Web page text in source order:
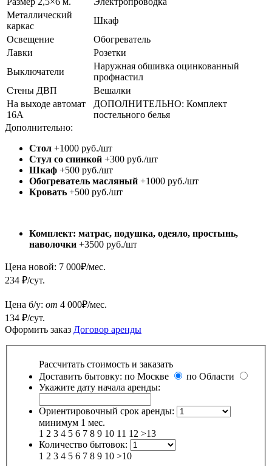
Металлический
каркас
Шкаф
Освещение
Обогреватель
Лавки
Розетки
Выключатели
Наружная обшивка оцинкованный
профнастил
Стены ДВП
Вешалки
На выходе автомат
16А
ДОПОЛНИТЕЛЬНО: Комплект
постельного белья
Дополнительно:
Стол +1000 руб./шт
Стул со спинкой +300 руб./шт
Шкаф +500 руб./шт
Обогреватель масляный +1000 руб./шт
Кровать +500 руб./шт
Комплект: матрас, подушка, одеяло, простынь,
наволочки +3500 руб./шт
Цена новой: 7 000₽/мес.
234 ₽/сут.
Цена б/у: от 4 000₽/мес.
134 ₽/сут.
Оформить заказ Договор аренды
Рассчитать стоимость и заказать
Доставить бытовку: по Москве
по Области
Укажите дату начала аренды:
Ориентировочный срок аренды:
минимум 1 мес.
1 2 3 4 5 6 7 8 9 10 11 12 >13
Количество бытовок:
1 2 3 4 5 6 7 8 9 10 >10